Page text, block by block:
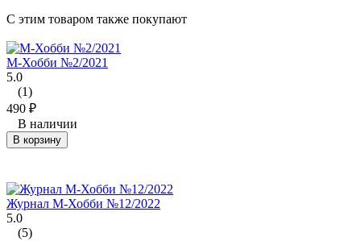
C этим товаром также покупают
М-Хобби №2/2021
5.0
(1)
490 ₽
В наличии
В корзину
Журнал М-Хобби №12/2022
5.0
(5)